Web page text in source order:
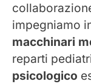
impegniamo
macchinari
reparti
psicologico